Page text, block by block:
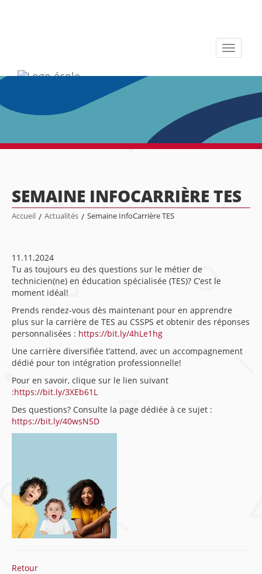
Toggle
SEMAINE INFOCARRIÈRE TES
Accueil / Actualités / Semaine InfoCarrière TES
11.11.2024
Tu as toujours eu des questions sur le métier de
technicien(ne) en éducation spécialisée (TES)? C’est le
moment idéal!
Prends rendez-vous dès maintenant pour en apprendre
plus sur la carrière de TES au CSSPS et obtenir des réponses
personnalisées : https://bit.ly/4hLe1hg
Une carrière diversifiée t’attend, avec un accompagnement
dédié pour ton intégration professionnelle!
Pour en savoir, clique sur le lien suivant
:https://bit.ly/3XEb61L
Des questions? Consulte la page dédiée à ce sujet :
https://bit.ly/40wsNSD
Retour